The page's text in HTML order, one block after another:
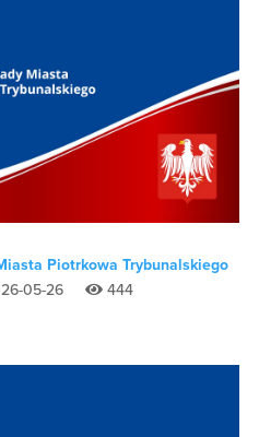
Piotrkowa Trybunalskiego
05-26
444